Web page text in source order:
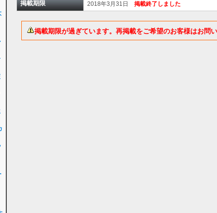
掲載期限 2018年3月31日 掲載終了しました
掲載期限が過ぎています。再掲載をご希望のお客様はお問い